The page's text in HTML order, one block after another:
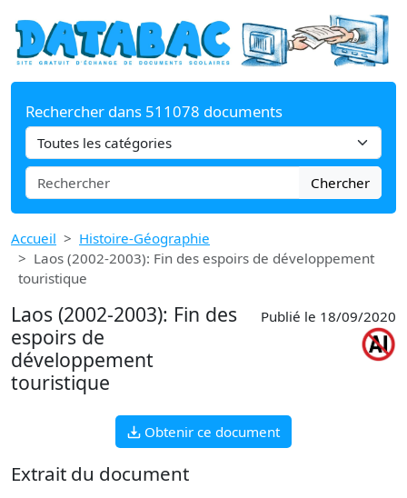
Rechercher dans 511078 documents
Chercher
Accueil
Histoire-Géographie
Laos (2002-2003): Fin des espoirs de développement
touristique
Laos (2002-2003): Fin des
espoirs de
développement
touristique
Publié le 18/09/2020
Obtenir ce document
Extrait du document